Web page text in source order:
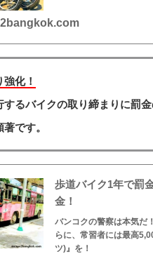
化！
するバイクの取り締まりに罰
です。
歩道バイク1年で罰
金！
バンコクの警察は本気だ
らに、常習者には最高
ツ)』を！